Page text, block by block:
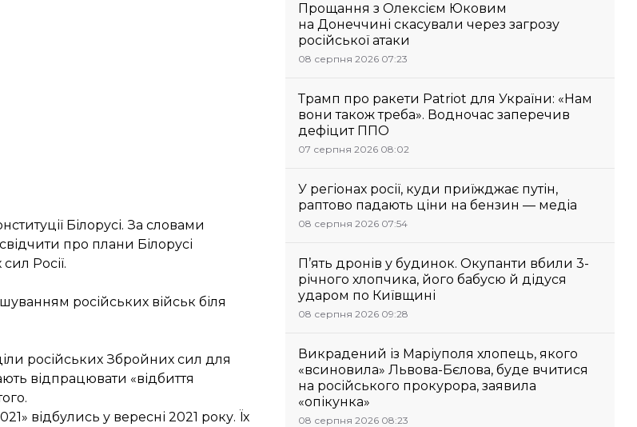
Білорусі. За словами
про плани Білорусі
Росії.
російських військ біля
російських Збройних сил для
відпрацювати «відбиття
відбулись у вересні 2021 року. Їх
Прощання з Олексієм Юковим
на Донеччині скасували через загрозу
російської атаки
08 серпня 2026 07:23
Трамп про ракети Patriot для України: «Нам
вони також треба». Водночас заперечив
дефіцит ППО
07 серпня 2026 08:02
У регіонах росії, куди приїжджає путін,
раптово падають ціни на бензин — медіа
08 серпня 2026 07:54
П’ять дронів у будинок. Окупанти вбили 3-
річного хлопчика, його бабусю й дідуся
ударом по Київщині
08 серпня 2026 09:28
Викрадений із Маріуполя хлопець, якого
«всиновила» Львова-Бєлова, буде вчитися
на російського прокурора, заявила
«опікунка»
08 серпня 2026 08:23